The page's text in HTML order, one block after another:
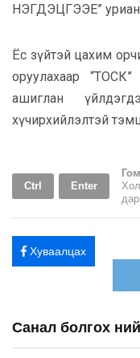
НЭГДЭЦГЭЭЕ”
Ёс зүйтэй цахим
оруулахаар
ашиглан
хүчирхийлэлтэй
Ctrl Enter
Хуваалцах
Санал болгох